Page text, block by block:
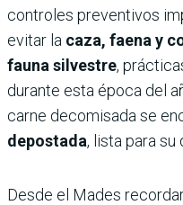
controles preventivos
evitar la caza, faena y
fauna silvestre,
durante esta época del
carne decomisada se
depostada, lista para su
Desde el Mades